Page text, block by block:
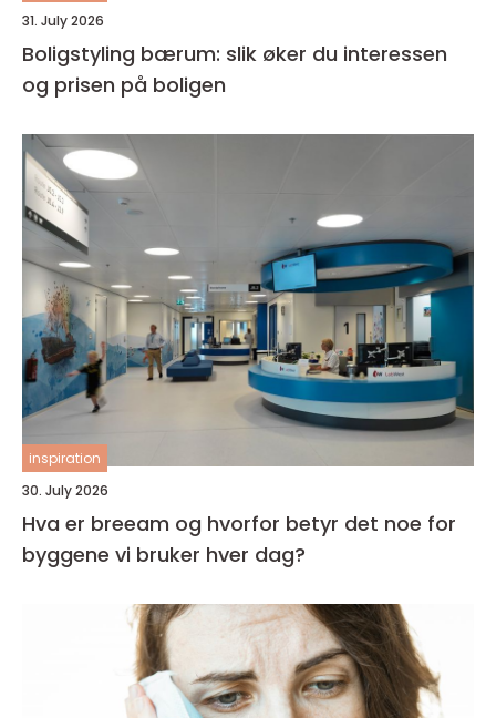
31. July 2026
Boligstyling bærum: slik øker du interessen
og prisen på boligen
inspiration
30. July 2026
Hva er breeam og hvorfor betyr det noe for
byggene vi bruker hver dag?